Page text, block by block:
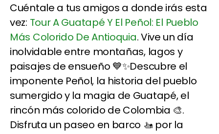
Cuéntale a tus amigos a donde irás esta
vez: Tour A Guatapé Y El Peñol: El Pueblo
Más Colorido De Antioquia. Vive un día
inolvidable entre montañas, lagos y
paisajes de ensueño 💙✨Descubre el
imponente Peñol, la historia del pueblo
sumergido y la magia de Guatapé, el
rincón más colorido de Colombia 🎨.
Disfruta un paseo en barco 🚤 por la